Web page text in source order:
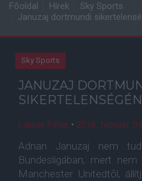
Főoldal Hírek
Sky Sports
Januzaj dortmundi
Sky Sports
JANUZAJ
Lakner Péter • 2016. február.
Adnan Januzaj nem
Bundesligában, mert
Manchester Unitedtõl,